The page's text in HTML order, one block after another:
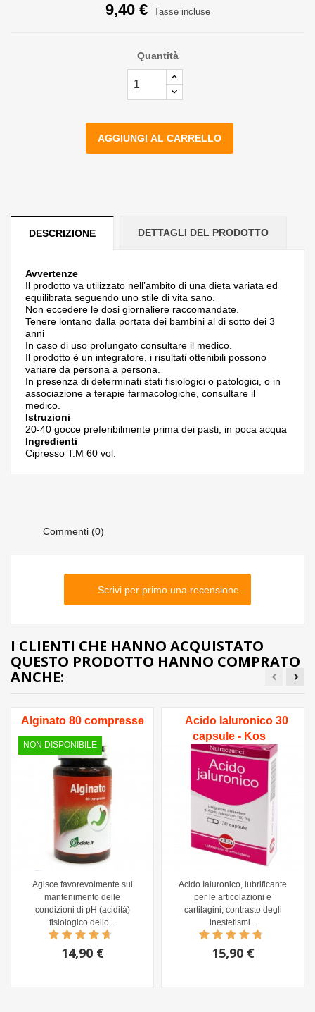
9,40 € Tasse incluse
Quantità
AGGIUNGI AL CARRELLO
DESCRIZIONE DETTAGLI DEL PRODOTTO
Avvertenze
Il prodotto va utilizzato nell’ambito di una dieta variata ed
equilibrata seguendo uno stile di vita sano.
Non eccedere le dosi giornaliere raccomandate.
Tenere lontano dalla portata dei bambini al di sotto dei 3
anni
In caso di uso prolungato consultare il medico.
Il prodotto è un integratore, i risultati ottenibili possono
variare da persona a persona.
In presenza di determinati stati fisiologici o patologici, o in
associazione a terapie farmacologiche, consultare il
medico.
Istruzioni
20-40 gocce preferibilmente prima dei pasti, in poca acqua
Ingredienti
Cipresso T.M 60 vol.
Commenti (0)
Scrivi per primo una recensione
I CLIENTI CHE HANNO ACQUISTATO
QUESTO PRODOTTO HANNO COMPRATO
ANCHE:
NON DISPONIBILE
Alginato 80 compresse
Agisce favorevolmente sul
mantenimento delle
condizioni di pH (acidità)
fisiologico dello...
14,90 €
Acido Ialuronico 30
capsule - Kos
Acido Ialuronico, lubrificante
per le articolazioni e
cartilagini, contrasto degli
inestetismi...
15,90 €